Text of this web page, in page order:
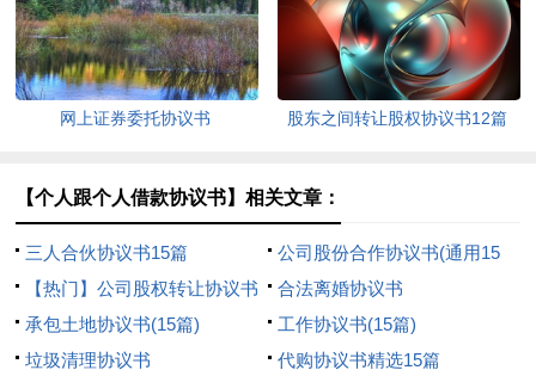
网上证券委托协议书 股东之间转让股权协议书12篇
【个人跟个人借款协议书】相关文章：
三人合伙协议书15篇
公司股份合作协议书(通用15
篇)
【热门】公司股权转让协议书
合法离婚协议书
承包土地协议书(15篇)
工作协议书(15篇)
垃圾清理协议书
代购协议书精选15篇